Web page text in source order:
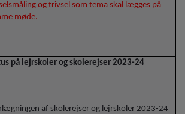
og trivsel som tema skal lægges på
møde.
på lejrskoler og skolerejser 2023-24
af skolerejser og lejrskoler 2023-24